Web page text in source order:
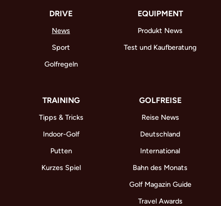
DRIVE
News
Sport
Golfregeln
EQUIPMENT
Produkt News
Test und Kaufberatung
TRAINING
Tipps & Tricks
Indoor-Golf
Putten
Kurzes Spiel
GOLFREISE
Reise News
Deutschland
International
Bahn des Monats
Golf Magazin Guide
Travel Awards